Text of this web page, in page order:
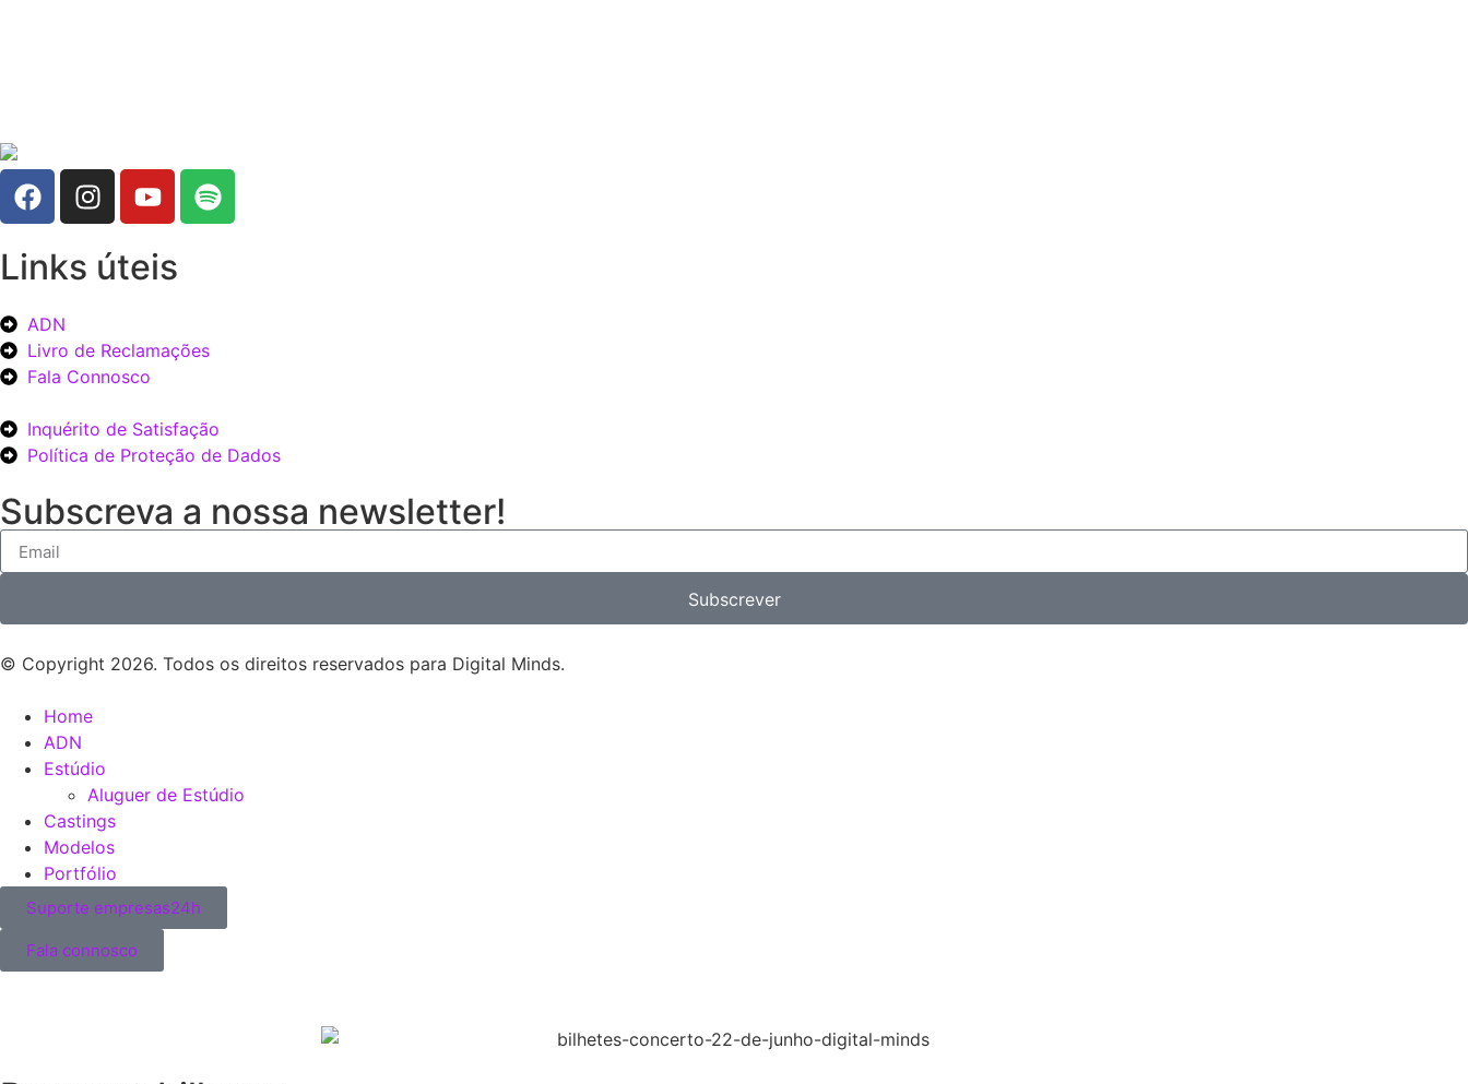
Links úteis
ADN
Livro de Reclamações
Fala Connosco
Inquérito de Satisfação
Política de Proteção de Dados
Subscreva a nossa newsletter!
Subscrever
© Copyright 2026. Todos os direitos reservados para Digital Minds.
Home
ADN
Estúdio
Aluguer de Estúdio
Castings
Modelos
Portfólio
Suporte empresas24h
Fala connosco